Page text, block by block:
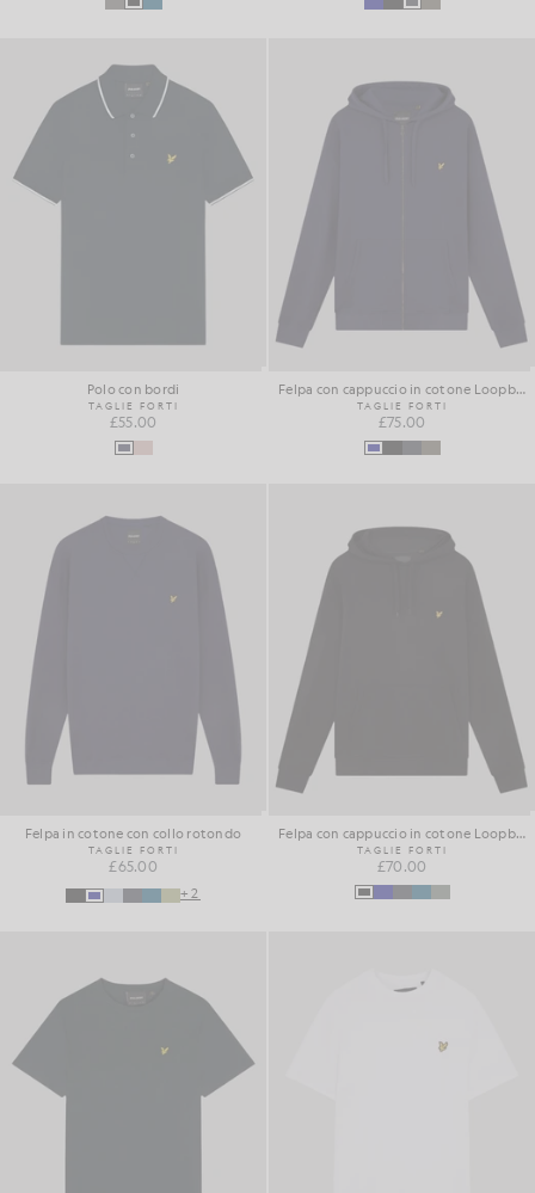
Polo con bordi
TAGLIE FORTI
£55.00
Felpa con cappuccio in cotone Loopback con zip integrale
TAGLIE FORTI
£75.00
Felpa in cotone con collo rotondo
TAGLIE FORTI
£65.00
+2
Felpa con cappuccio in cotone Loopback
TAGLIE FORTI
£70.00